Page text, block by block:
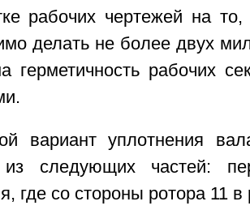
рабочих чертежей на
делать не более двух
герметичность рабочих
вариант уплотнения
из следующих частей:
где со стороны ротора 11 в